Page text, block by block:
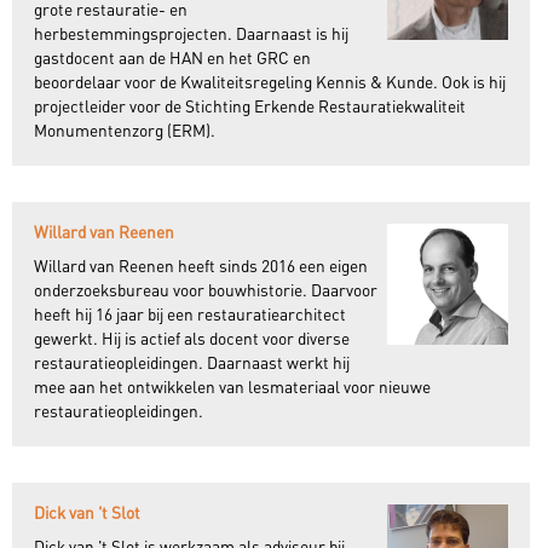
grote restauratie- en
herbestemmingsprojecten. Daarnaast is hij
gastdocent aan de HAN en het GRC en
beoordelaar voor de Kwaliteitsregeling Kennis & Kunde. Ook is hij
projectleider voor de Stichting Erkende Restauratiekwaliteit
Monumentenzorg (ERM).
Willard van Reenen
Willard van Reenen heeft sinds 2016 een eigen
onderzoeksbureau voor bouwhistorie. Daarvoor
heeft hij 16 jaar bij een restauratiearchitect
gewerkt. Hij is actief als docent voor diverse
restauratieopleidingen. Daarnaast werkt hij
mee aan het ontwikkelen van lesmateriaal voor nieuwe
restauratieopleidingen.
Dick van 't Slot